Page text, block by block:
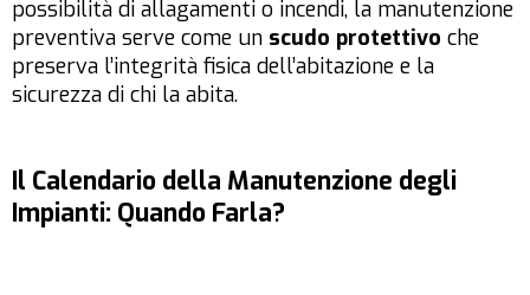
possibilità di allagamenti o incendi, la manutenzione
preventiva serve come un scudo protettivo che
preserva l’integrità fisica dell’abitazione e la
sicurezza di chi la abita.
Il Calendario della Manutenzione degli
Impianti: Quando Farla?